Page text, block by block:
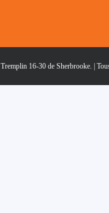
16-30 de Sherbrooke. |